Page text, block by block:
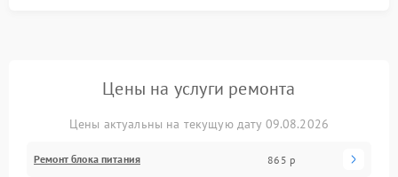
Цены на услуги ремонта
Цены актуальны на текущую дату 09.08.2026
Ремонт блока питания 865 р